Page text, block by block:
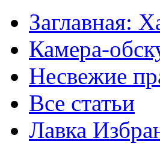
Заглавная:
Камера-
Несвежие
Все статьи
Лавка